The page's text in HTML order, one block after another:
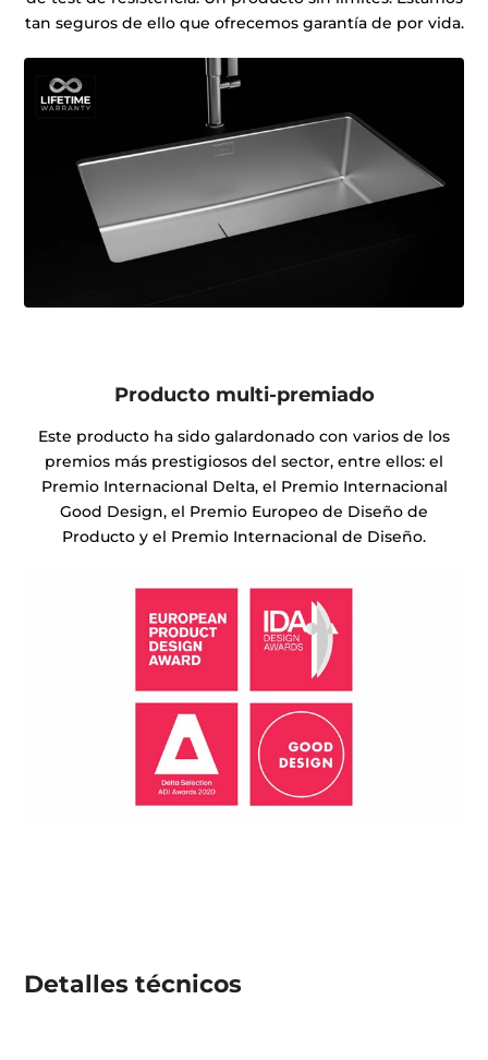
tan seguros de ello que ofrecemos garantía de por vida.
Producto multi-premiado
Este producto ha sido galardonado con varios de los
premios más prestigiosos del sector, entre ellos: el
Premio Internacional Delta, el Premio Internacional
Good Design, el Premio Europeo de Diseño de
Producto y el Premio Internacional de Diseño.
Detalles técnicos